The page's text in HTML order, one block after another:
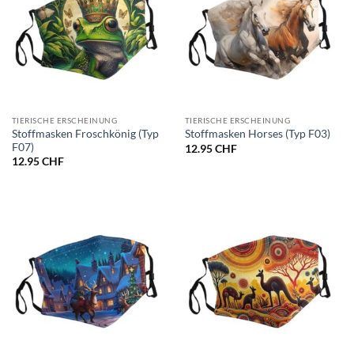
TIERISCHE ERSCHEINUNG
Stoffmasken Froschkönig (Typ
F07)
12.95CHF
TIERISCHE ERSCHEINUNG
Stoffmasken Horses (Typ F03)
12.95CHF